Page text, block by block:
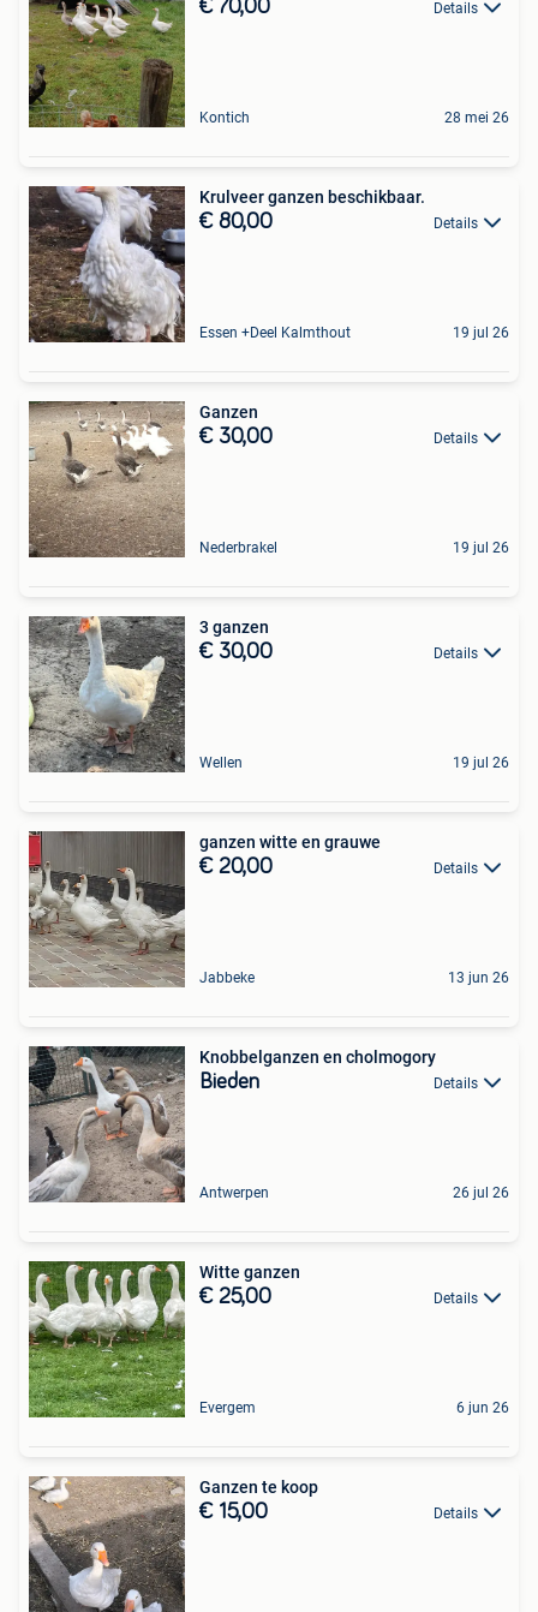
€ 70,00 Details
Kontich 28 mei 26
Krulveer ganzen beschikbaar.
€ 80,00 Details
Essen +Deel Kalmthout 19 jul 26
Ganzen
€ 30,00 Details
Nederbrakel 19 jul 26
3 ganzen
€ 30,00 Details
Wellen 19 jul 26
ganzen witte en grauwe
€ 20,00 Details
Jabbeke 13 jun 26
Knobbelganzen en cholmogory
Bieden Details
Antwerpen 26 jul 26
Witte ganzen
€ 25,00 Details
Evergem 6 jun 26
Ganzen te koop
€ 15,00 Details